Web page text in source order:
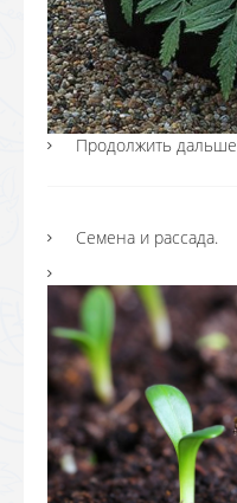
Продолжить дальше
Семена и рассада.